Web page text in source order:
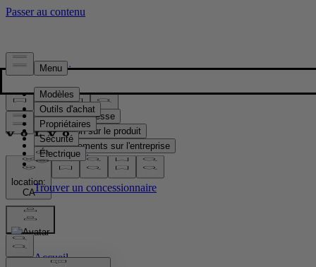
Presse & Médias
Matériel de presse
Information sur le produit
Renseignements sur l'entreprise
Contacts médias
location:
CA
Images
Accueil